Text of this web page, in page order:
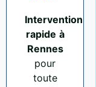
Intervention
rapide à
Rennes
pour
toute